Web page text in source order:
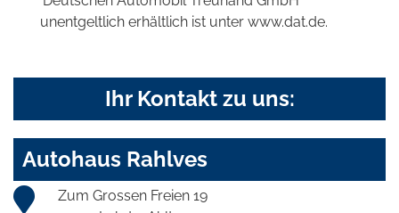
unentgeltlich erhältlich ist unter www.dat.de.
Ihr Kontakt zu uns:
Autohaus Rahlves
Zum Grossen Freien 19